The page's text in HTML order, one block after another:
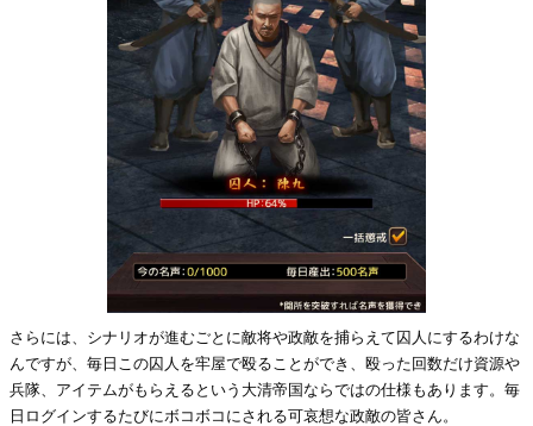
さらには、シナリオが進むごとに敵将や政敵を捕らえて囚人にするわけな
んですが、毎日この囚人を牢屋で殴ることができ、殴った回数だけ資源や
兵隊、アイテムがもらえるという大清帝国ならではの仕様もあります。毎
日ログインするたびにボコボコにされる可哀想な政敵の皆さん。